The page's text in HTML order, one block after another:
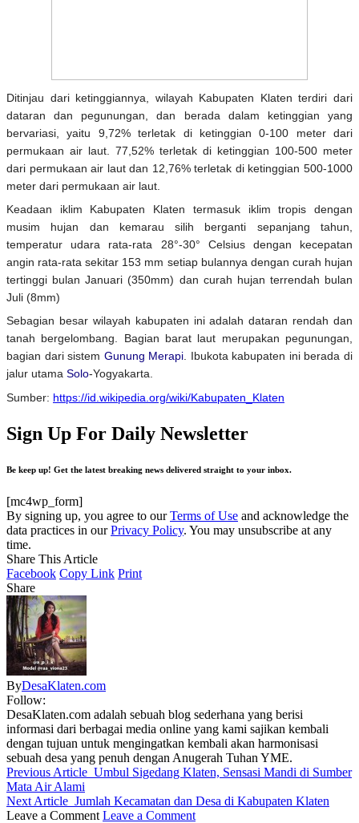
Ditinjau dari ketinggiannya, wilayah Kabupaten Klaten terdiri dari
dataran dan pegunungan, dan berada dalam ketinggian yang
bervariasi, yaitu 9,72% terletak di ketinggian 0-100 meter dari
permukaan air laut. 77,52% terletak di ketinggian 100-500 meter
dari permukaan air laut dan 12,76% terletak di ketinggian 500-1000
meter dari permukaan air laut.
Keadaan iklim Kabupaten Klaten termasuk iklim tropis dengan
musim hujan dan kemarau silih berganti sepanjang tahun,
temperatur udara rata-rata 28°-30° Celsius dengan kecepatan
angin rata-rata sekitar 153 mm setiap bulannya dengan curah hujan
tertinggi bulan Januari (350mm) dan curah hujan terrendah bulan
Juli (8mm)
Sebagian besar wilayah kabupaten ini adalah dataran rendah dan
tanah bergelombang. Bagian barat laut merupakan pegunungan,
bagian dari sistem Gunung Merapi . Ibukota kabupaten ini berada di
jalur utama Solo-Yogyakarta.
Sumber: https://id.wikipedia.org/wiki/Kabupaten_Klaten
Sign Up For Daily Newsletter
Be keep up! Get the latest breaking news delivered straight to your inbox.
[mc4wp_form]
By signing up, you agree to ourTerms of Use and acknowledge the
data practices in ourPrivacy Policy. You may unsubscribe at any
time.
Share This Article
Facebook Copy Link Print
Share
ByDesaKlaten.com
Follow:
DesaKlaten.com adalah sebuah blog sederhana yang berisi
informasi dari berbagai media online yang kami sajikan kembali
dengan tujuan untuk mengingatkan kembali akan harmonisasi
sebuah desa yang penuh dengan Anugerah Tuhan YME.
Previous Article Umbul Sigedang Klaten, Sensasi Mandi di Sumber
Mata Air Alami
Next Article Jumlah Kecamatan dan Desa di Kabupaten Klaten
Leave a Comment Leave a Comment